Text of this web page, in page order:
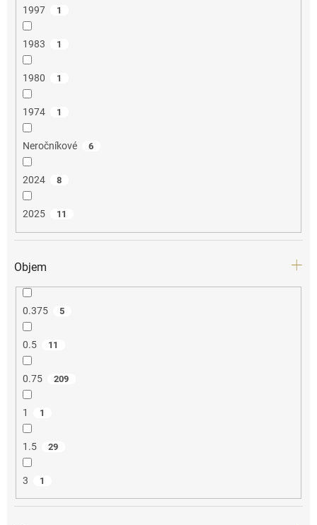
1997 1
1983 1
1980 1
1974 1
Neročníkové 6
2024 8
2025 11
Objem
0.375 5
0.5 11
0.75 209
1 1
1.5 29
3 1